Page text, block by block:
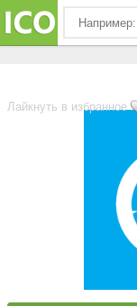
Лайкнуть в избранное